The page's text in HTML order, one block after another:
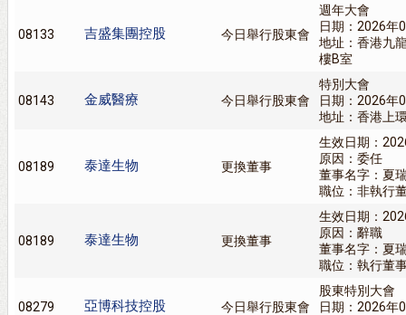
08133 吉盛集團控股 今日舉行股東會
週年大會
日期：2026年
地址：香港九
樓B室
08143 金威醫療 今日舉行股東會
特別大會
日期：2026年
地址：香港上
08189 泰達生物 更換董事
生效日期：
原因：委任
董事名字：夏
職位：非執行
08189 泰達生物 更換董事
生效日期：
原因：辭職
董事名字：夏
職位：執行董
08279 亞博科技控股 今日舉行股東會
股東特別大會
日期：2026年